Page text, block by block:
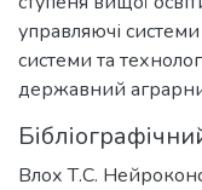
управляючі
системи та
державний
Влох Т.С.